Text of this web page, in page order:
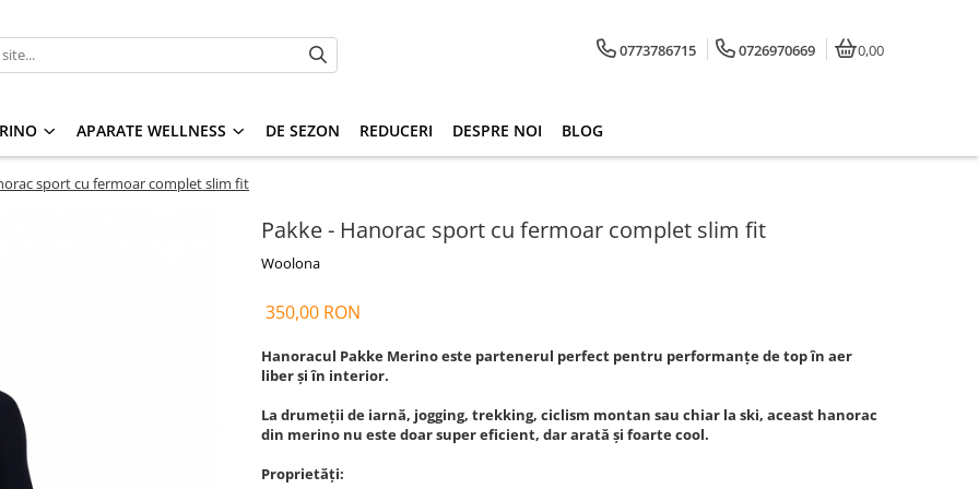
0773786715 0726970669 0,00
APARATE WELLNESS DE SEZON REDUCERI DESPRE NOI BLOG
sport cu fermoar complet slim fit
Pakke - Hanorac sport cu fermoar complet slim fit
Woolona
350,00 RON
Hanoracul Pakke Merino este partenerul perfect pentru performanțe de top în aer
liber și în interior.
La drumeții de iarnă, jogging, trekking, ciclism montan sau chiar la ski, aceast hanorac
din merino nu este doar super eficient, dar arată și foarte cool.
Proprietăți: